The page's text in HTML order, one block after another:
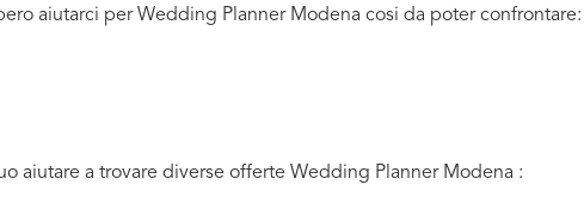
aiutarci per Wedding Planner Modena cosi da poter confrontare:
aiutare a trovare diverse offerte Wedding Planner Modena :